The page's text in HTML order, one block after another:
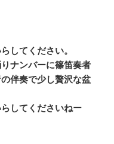
してください。
ナンバーに篠笛奏者
伴奏で少し贅沢な盆
してくださいねー